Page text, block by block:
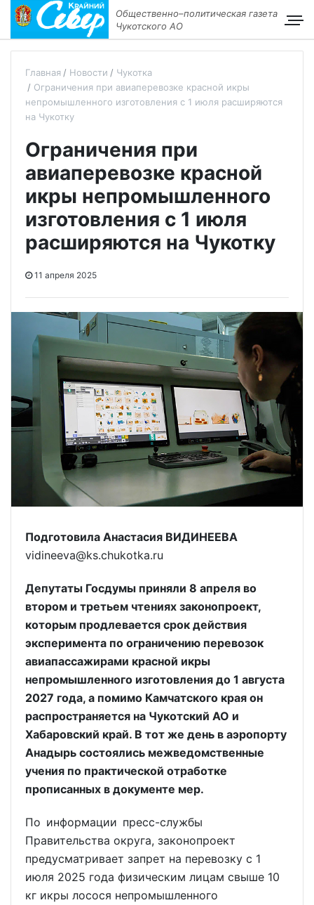
Общественно–политическая газета
Чукотского АО
Главная Новости
Чукотка
Ограничения при авиаперевозке красной икры
непромышленного изготовления с 1 июля расширяются
на Чукотку
Ограничения при
авиаперевозке красной
икры непромышленного
изготовления с 1 июля
расширяются на Чукотку
11 апреля 2025
Подготовила Анастасия ВИДИНЕЕВА
vidineeva@ks.chukotka.ru
Депутаты Госдумы приняли 8 апреля во
втором и третьем чтениях законопроект,
которым продлевается срок действия
эксперимента по ограничению перевозок
авиапассажирами красной икры
непромышленного изготовления до 1 августа
2027 года, а помимо Камчатского края он
распространяется на Чукотский АО и
Хабаровский край. В тот же день в аэропорту
Анадырь состоялись межведомственные
учения по практической отработке
прописанных в документе мер.
По информации пресс-службы
Правительства округа, законопроект
предусматривает запрет на перевозку с 1
июля 2025 года физическим лицам свыше 10
кг икры лосося непромышленного